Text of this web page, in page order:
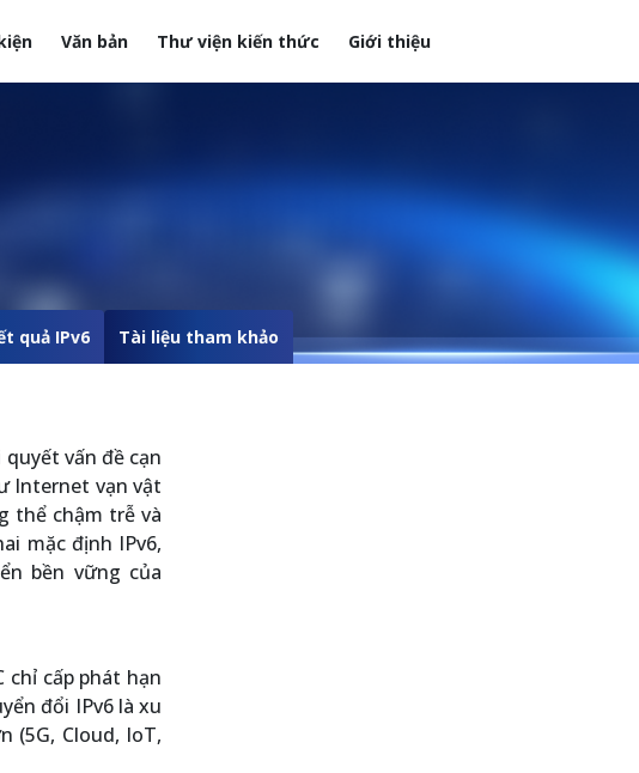
Văn bản Thư viện kiến thức Giới thiệu
quả IPv6 Tài liệu tham khảo
vấn đề cạn
Internet vạn vật
thể chậm trễ và
mặc định IPv6,
bền vững của
chỉ cấp phát hạn
đổi IPv6 là xu
(5G, Cloud, IoT,